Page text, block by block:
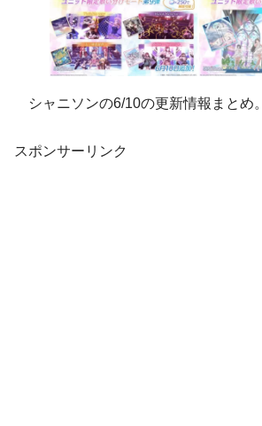
シャニソンの6/10の更新情報まとめ。
スポンサーリンク